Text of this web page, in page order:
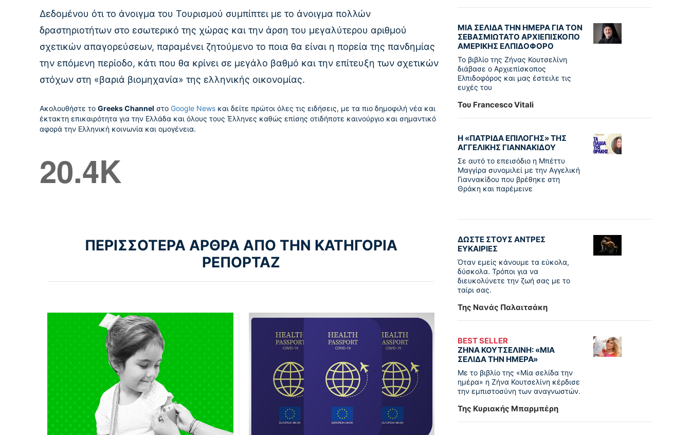
Δεδομένου ότι το άνοιγμα του Τουρισμού συμπίπτει με το άνοιγμα πολλών
δραστηριοτήτων στο εσωτερικό της χώρας και την άρση του μεγαλύτερου αριθμού
σχετικών απαγορεύσεων, παραμένει ζητούμενο το ποια θα είναι η πορεία της πανδημίας
την επόμενη περίοδο, κάτι που θα κρίνει σε μεγάλο βαθμό και την επίτευξη των σχετικών
στόχων στη «βαριά βιομηχανία» της ελληνικής οικονομίας.
Ακολουθήστε το Greeks Channel στο Google News και δείτε πρώτοι όλες τις ειδήσεις, με τα πιο δημοφιλή νέα και
έκτακτη επικαιρότητα για την Ελλάδα και όλους τους Έλληνες καθώς επίσης οτιδήποτε καινούργιο και σημαντικό
αφορά την Ελληνική κοινωνία και ομογένεια.
20.4K
ΠΕΡΙΣΣΟΤΕΡΑ ΑΡΘΡΑ ΑΠΟ ΤΗΝ ΚΑΤΗΓΟΡΙΑ
ΡΕΠΟΡΤΑΖ
ΜΙΑ ΣΕΛΙΔΑ ΤΗΝ ΗΜΕΡΑ ΓΙΑ ΤΟΝ
ΣΕΒΑΣΜΙΩΤΑΤΟ ΑΡΧΙΕΠΙΣΚΟΠΟ
ΑΜΕΡΙΚΗΣ ΕΛΠΙΔΟΦΟΡΟ
Το βιβλίο της Ζήνας Κουτσελίνη
διάβασε ο Αρχιεπίσκοπος
Ελπιδοφόρος και μας έστειλε τις
ευχές του
Του Francesco Vitali
Η «ΠΑΤΡΊΔΑ ΕΠΙΛΟΓΉΣ» ΤΗΣ
ΑΓΓΕΛΙΚΉΣ ΓΙΑΝΝΑΚΊΔΟΥ
Σε αυτό το επεισόδιο η Μπέττυ
Μαγγίρα συνομιλεί με την Αγγελική
Γιαννακίδου που βρέθηκε στη
Θράκη και παρέμεινε
ΔΩΣΤΕ ΣΤΟΥΣ ΑΝΤΡΕΣ
ΕΥΚΑΙΡΙΕΣ
Όταν εμείς κάνουμε τα εύκολα,
δύσκολα. Τρόποι για να
διευκολύνετε την ζωή σας με το
ταίρι σας.
Της Νανάς Παλαιτσάκη
BEST SELLER
ΖΗΝΑ ΚΟΥΤΣΕΛΙΝΗ: «ΜΙΑ
ΣΕΛΙΔΑ ΤΗΝ ΗΜΕΡΑ»
Με το βιβλίο της «Μία σελίδα την
ημέρα» η Ζήνα Κουτσελίνη κέρδισε
την εμπιστοσύνη των αναγνωστών.
Της Κυριακής Μπαρμπέρη